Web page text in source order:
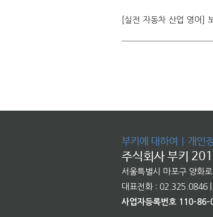
[실전 자동차 산업 영어]
부키에 대하여 개인
주식회사 부키
서울특별시 마포구 양화
대표전화 : 02.325.0846 |
사업자등록번호 110-86-